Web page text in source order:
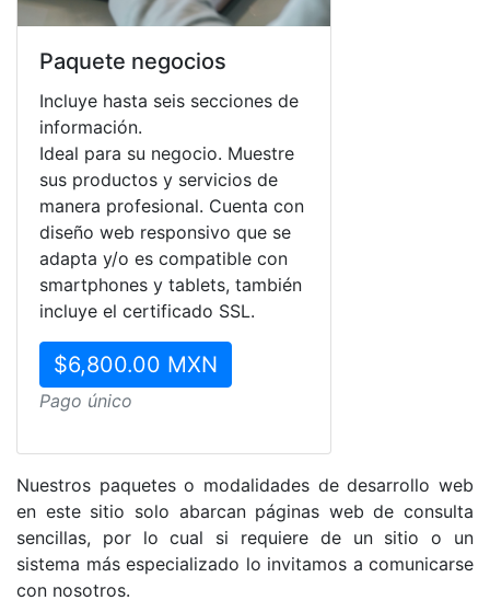
Paquete negocios
Incluye hasta seis secciones de
información.
Ideal para su negocio. Muestre
sus productos y servicios de
manera profesional. Cuenta con
diseño web responsivo que se
adapta y/o es compatible con
smartphones y tablets, también
incluye el certificado SSL.
$6,800.00 MXN
Pago único
Nuestros paquetes o modalidades de desarrollo web
en este sitio solo abarcan páginas web de consulta
sencillas, por lo cual si requiere de un sitio o un
sistema más especializado lo invitamos a comunicarse
con nosotros.